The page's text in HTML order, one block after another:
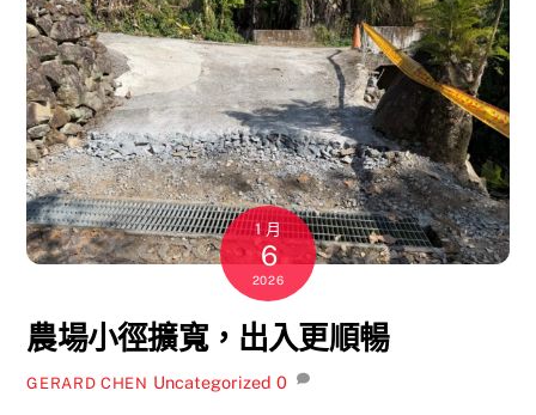
1 月
6
2026
農場小徑擴寬，出入更順暢
GERARD CHEN Uncategorized 0